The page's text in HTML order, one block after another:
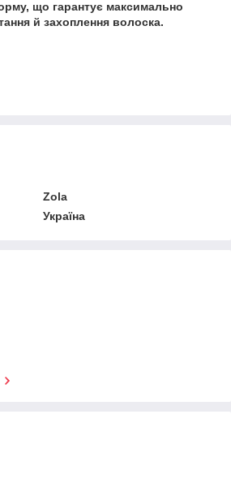
що гарантує максимально
й захоплення волоска.
Zola
Україна